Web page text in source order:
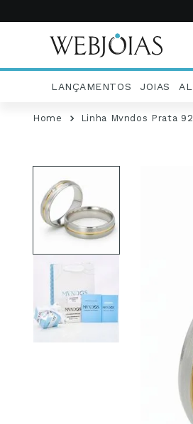
LANÇAMENTOS JOIAS
Linha Mvndos Prata